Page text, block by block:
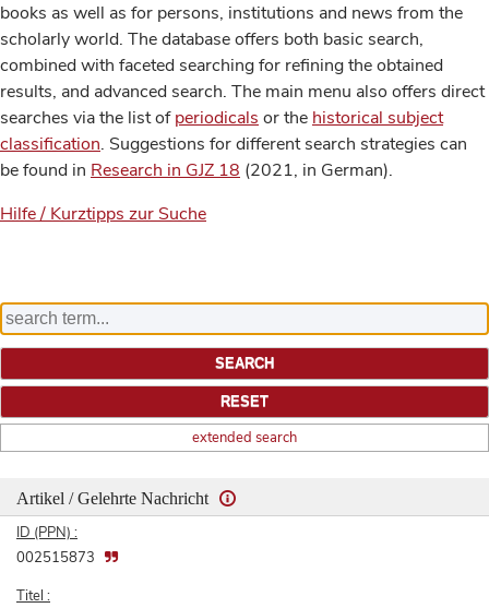
books as well as for persons, institutions and news from the
scholarly world. The database offers both basic search,
combined with faceted searching for refining the obtained
results, and advanced search. The main menu also offers direct
searches via the list ofperiodicals or the historical subject
classification. Suggestions for different search strategies can
be found in Research in GJZ 18 (2021, in German).
Hilfe / Kurztipps zur Suche
extended search
Artikel / Gelehrte Nachricht
ID (PPN) :
002515873
Titel :